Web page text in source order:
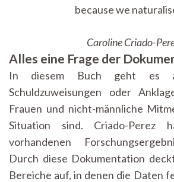
because we
Caroline Criado-
Alles eine Frage der
In diesem Buch geht es
Schuldzuweisungen oder
Frauen und nicht-männliche
Situation sind. Criado-Perez
vorhandenen
Durch diese Dokumentation
Bereiche auf, in denen die Daten